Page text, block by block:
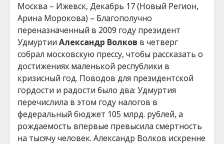
Москва – Ижевск, Декабрь 17 (Новый Регион,
Арина Морокова) – Благополучно
переназначенный в 2009 году президент
УдмуртииАлександр Волков в четверг
собрал московскую прессу, чтобы рассказать о
достижениях маленькой республики в
кризисный год. Поводов для президентской
гордости и радости было два: Удмуртия
перечислила в этом году налогов в
федеральный бюджет 105 млрд. рублей, а
рождаемость впервые превысила смертность
на тысячу человек. Александр Волков искренне